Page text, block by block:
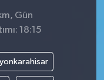
Gün
18:15